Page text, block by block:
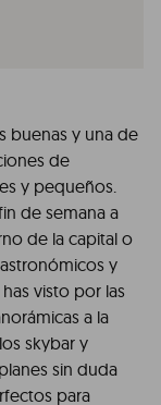
buenas y una de
de
y pequeños.
de semana a
de la capital o
y
visto por las
a la
skybar y
sin duda
para